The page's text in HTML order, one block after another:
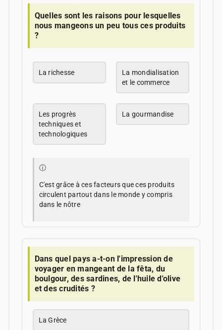
Quelles sont les raisons pour lesquelles
nous mangeons un peu tous ces produits
?
La richesse
La mondialisation
et le commerce
Les progrès
techniques et
technologiques
La gourmandise
ⓘ
C'est grâce à ces facteurs que ces produits
circulent partout dans le monde y compris
dans le nôtre
Dans quel pays a-t-on l'impression de
voyager en mangeant de la fêta, du
boulgour, des sardines, de l'huile d'olive
et des crudités ?
La Grèce